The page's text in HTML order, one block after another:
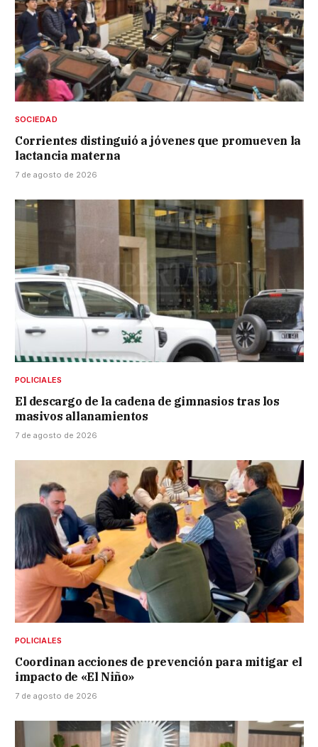
SOCIEDAD
Corrientes distinguió a jóvenes que promueven la
lactancia materna
7 de agosto de 2026
POLICIALES
El descargo de la cadena de gimnasios tras los
masivos allanamientos
7 de agosto de 2026
POLICIALES
Coordinan acciones de prevención para mitigar el
impacto de «El Niño»
7 de agosto de 2026